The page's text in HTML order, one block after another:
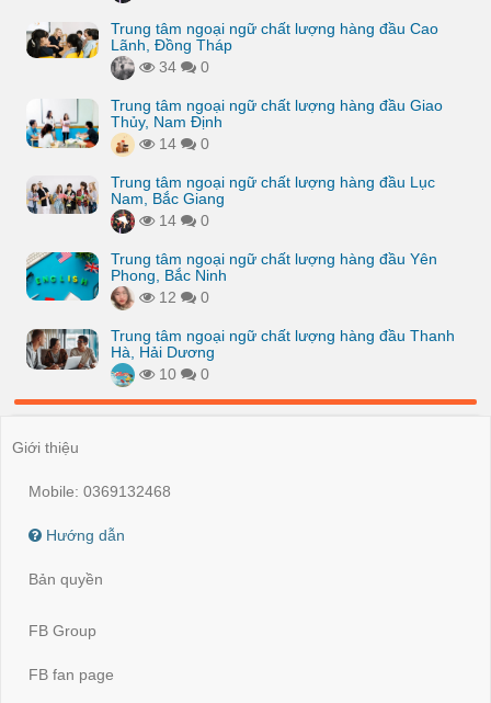
Trung tâm ngoại ngữ chất lượng hàng đầu Cao
Lãnh, Đồng Tháp
34
0
Trung tâm ngoại ngữ chất lượng hàng đầu Giao
Thủy, Nam Định
14
0
Trung tâm ngoại ngữ chất lượng hàng đầu Lục
Nam, Bắc Giang
14
0
Trung tâm ngoại ngữ chất lượng hàng đầu Yên
Phong, Bắc Ninh
12
0
Trung tâm ngoại ngữ chất lượng hàng đầu Thanh
Hà, Hải Dương
10
0
Giới thiệu
Mobile: 0369132468
Hướng dẫn
Bản quyền
FB Group
FB fan page